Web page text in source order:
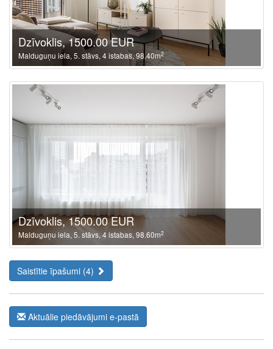
Dzīvoklis, 1500.00 EUR
Malduguņu iela, 5. stāvs, 4 istabas, 98.40m2
Dzīvoklis, 1500.00 EUR
Malduguņu iela, 5. stāvs, 4 istabas, 98.60m2
Saistītie īpašumi (4)
Aktuālie piedāvājumi e-pastā